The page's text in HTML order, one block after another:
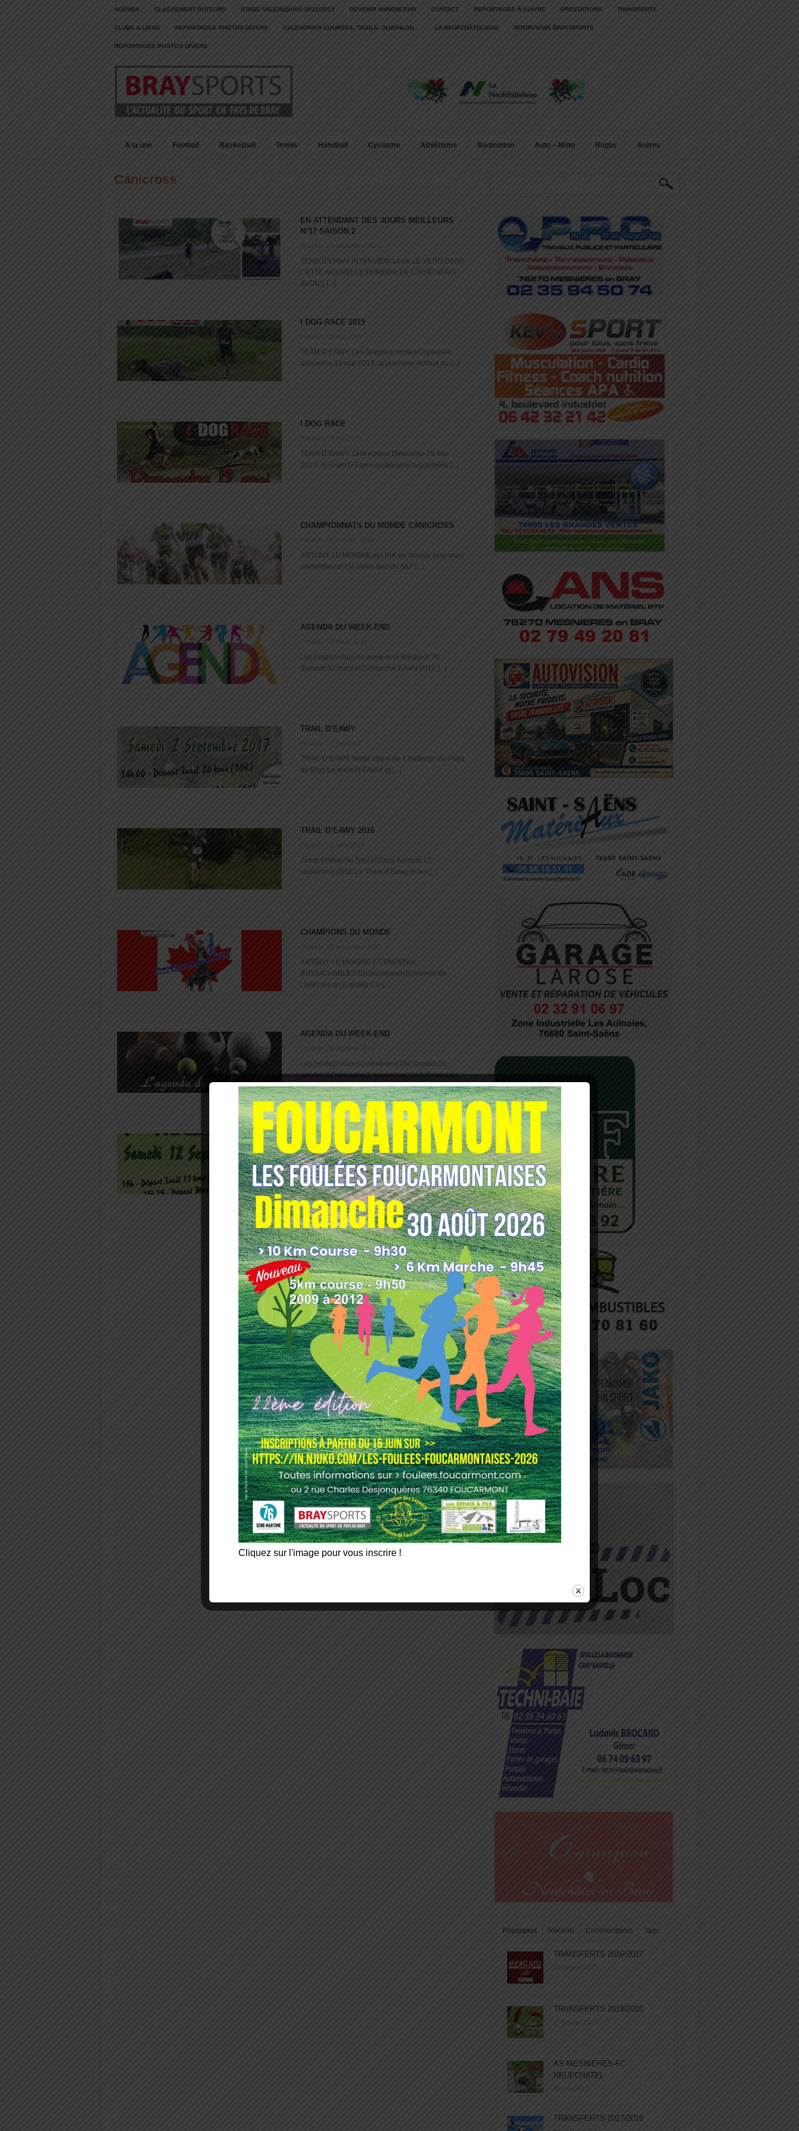
AGENDA CLASSEMENT BUTEURS STADE VALERIQUAIS 2022/2023 DEVENIR ANNONCEUR CONTACT REPORTAGES À SUIVRE PRESTATIONS TRANSFERTS
CLUBS & LIENS REPORTAGES PHOTOS DIVERS CALENDRIER COURSES, TRAILS, DUATHLON… LA NEUFCHÂTELOISE INTERVIEWS BRAYSPORTS
REPORTAGES PHOTOS DIVERS
A la une Football Basketball Tennis Handball Cyclisme Athlétisme Badminton Auto – Moto Rugby Autres
Canicross
EN ATTENDANT DES JOURS MEILLEURS
N°17 SAISON 2
Posté le: 24 novembre 2020
TEAM D’EAWY INTERVIEW Louis LE VERN DANS
CETTE NOUVELLE PÉRIODE DE CRISE NOUS
AVONS [...]
I DOG RACE 2019
Posté le: 20 mai 2019
TEAM D’EAWY Les Grandes Ventes Organisée
dimanche 19 mai 2019, la première édition du [...]
I DOG RACE
Posté le: 03 mai 2019
TEAM D’EAWY 1ère édition Dimanche 19 mai
2019, le Team D’Eawy organisera la première [...]
CHAMPIONNATS DU MONDE CANICROSS
Posté le: 09 octobre 2018
ANTONY LE MOIGNE et LINK en bronze Une vraie
performance! Ce week-end du 6&7 [...]
AGENDA DU WEEK-END
Posté le: 28 mars 2018
Les rendez-vous du week-end Vendredi 30,
Samedi 31 mars et Dimanche 1 Avril 2018 [...]
TRAIL D’EAWY
Posté le: 17 juin 2017
TRAIL D’EAWY 9ème étape du Challenge du Pays
de Bray Le team D’EAWY et [...]
TRAIL D’EAWY 2016
Posté le: 31 août 2016
2ème Edition du Trail d’Eawy Samedi 17
septembre 2016 Le Team d’Eawy et les [...]
CHAMPIONS DU MONDE
Posté le: 02 novembre 2015
ANTONY LE MOIGNE ET PHOENIX
INTOUCHABLES Championnat du monde de
canicross au Canada Ce [...]
AGENDA DU WEEK-END
Posté le: 28 octobre 2015
Les rendez-vous du week-end Du Samedi 31
octobre &Dimanche 1 novembre 2015 Retrouvez
l’agenda [...]
1er TRAIL D’EAWY
Posté le: 10 juillet 2015
Samedi 12 septembre 2015 Pommeréval Le Team
d’Eawy et les Sapeurs Pompiers des Grandes [...]
1 2 3 4
Populaires Récents Commentaires Tags
TRANSFERTS 2016/2017
14 janvier 2017
TRANSFERTS 2019/2020
27 janvier 2020
AS MESNIERES-FC
NEUFCHATEL
05 mai 2017
TRANSFERTS 2017/2018
Cliquez sur l'image pour vous inscrire !